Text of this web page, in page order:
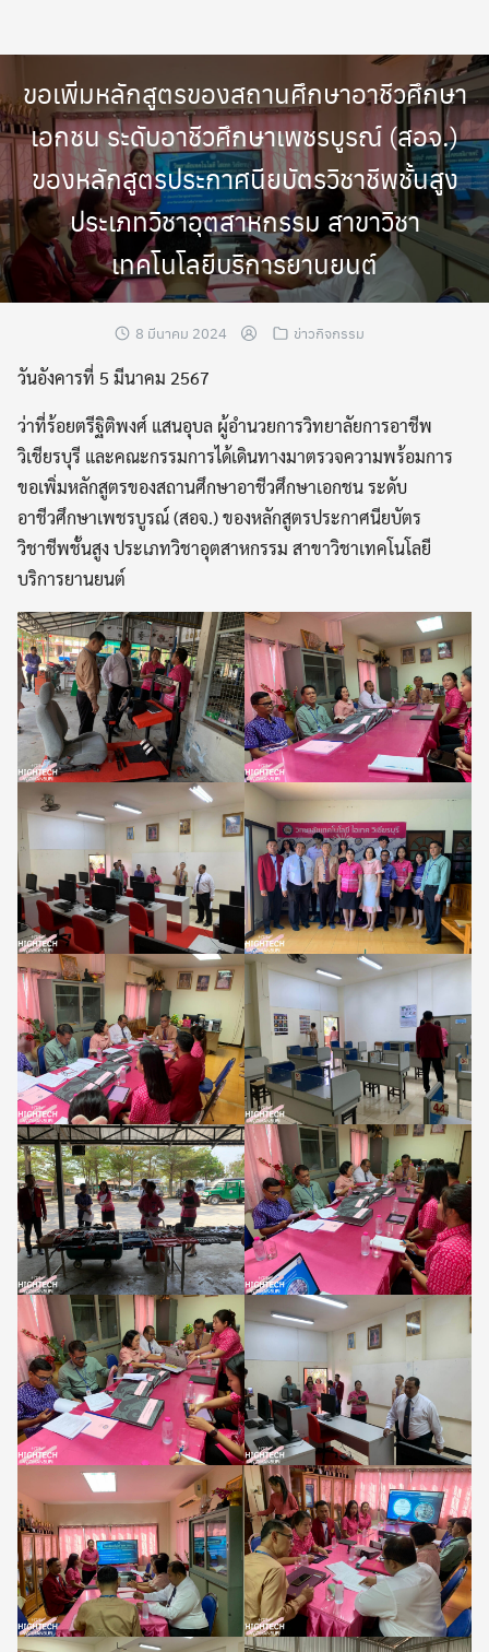
ขอเพิ่มหลักสูตรของสถานศึกษาอาชีวศึกษา
เอกชน ระดับอาชีวศึกษาเพชรบูรณ์ (สอจ.)
ของหลักสูตรประกาศนียบัตรวิชาชีพชั้นสูง
ประเภทวิชาอุตสาหกรรม สาขาวิชา
เทคโนโลยีบริการยานยนต์
8 มีนาคม 2024 ข่าวกิจกรรม
วันอังคารที่ 5 มีนาคม 2567
ว่าที่ร้อยตรีฐิติพงศ์ แสนอุบล ผู้อำนวยการวิทยาลัยการอาชีพ
วิเชียรบุรี และคณะกรรมการได้เดินทางมาตรวจความพร้อมการ
ขอเพิ่มหลักสูตรของสถานศึกษาอาชีวศึกษาเอกชน ระดับ
อาชีวศึกษาเพชรบูรณ์ (สอจ.) ของหลักสูตรประกาศนียบัตร
วิชาชีพชั้นสูง ประเภทวิชาอุตสาหกรรม สาขาวิชาเทคโนโลยี
บริการยานยนต์